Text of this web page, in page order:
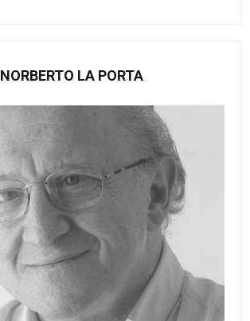
NORBERTO LA PORTA